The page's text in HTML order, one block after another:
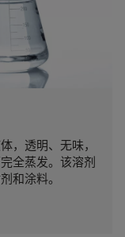
，透明、无味，
全蒸发。该溶剂
和涂料。